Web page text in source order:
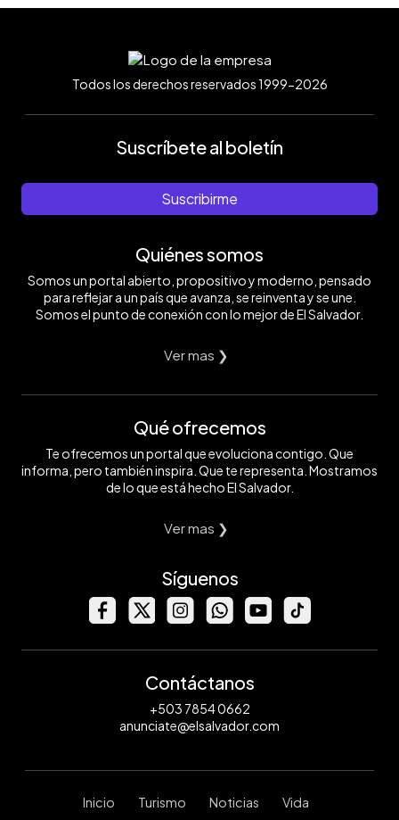
Todos los derechos reservados 1999-2026
Suscríbete al boletín
Suscribirme
Quiénes somos
Somos un portal abierto, propositivo y moderno, pensado
para reflejar a un país que avanza, se reinventa y se une.
Somos el punto de conexión con lo mejor de El Salvador.
Ver mas ❯
Qué ofrecemos
Te ofrecemos un portal que evoluciona contigo. Que
informa, pero también inspira. Que te representa. Mostramos
de lo que está hecho El Salvador.
Ver mas ❯
Síguenos
Contáctanos
+503 7854 0662
anunciate@elsalvador.com
Inicio Turismo Noticias Vida